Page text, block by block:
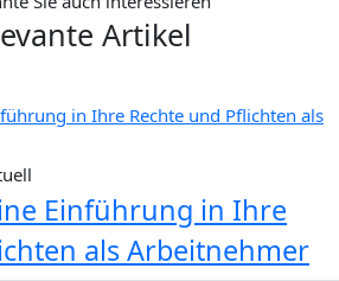
Artikel
Einführung in Ihre
als Arbeitnehmer